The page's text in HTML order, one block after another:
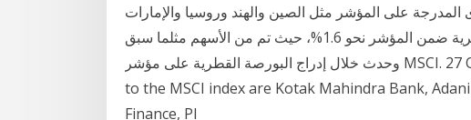
من الدول الأخرى المدرجة على المؤشر مثل الصين والهند وروسيا والإمارات
ومصر. ويتوقع أن يبلغ وزن الشركات القطرية ضمن المؤشر نحو 1.6%، حيث تم من الأسهم مثلما سبق
وحدث خلال إدراج البورصة القطرية على مؤشر MSCI. 27 Oct 2020 The stocks which may get added
to the MSCI index are Kotak Mahindra Bank,
Finance, PI